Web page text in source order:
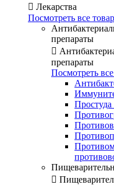
 Лекарства
Посмотреть все
препараты

препараты
Посмотреть
